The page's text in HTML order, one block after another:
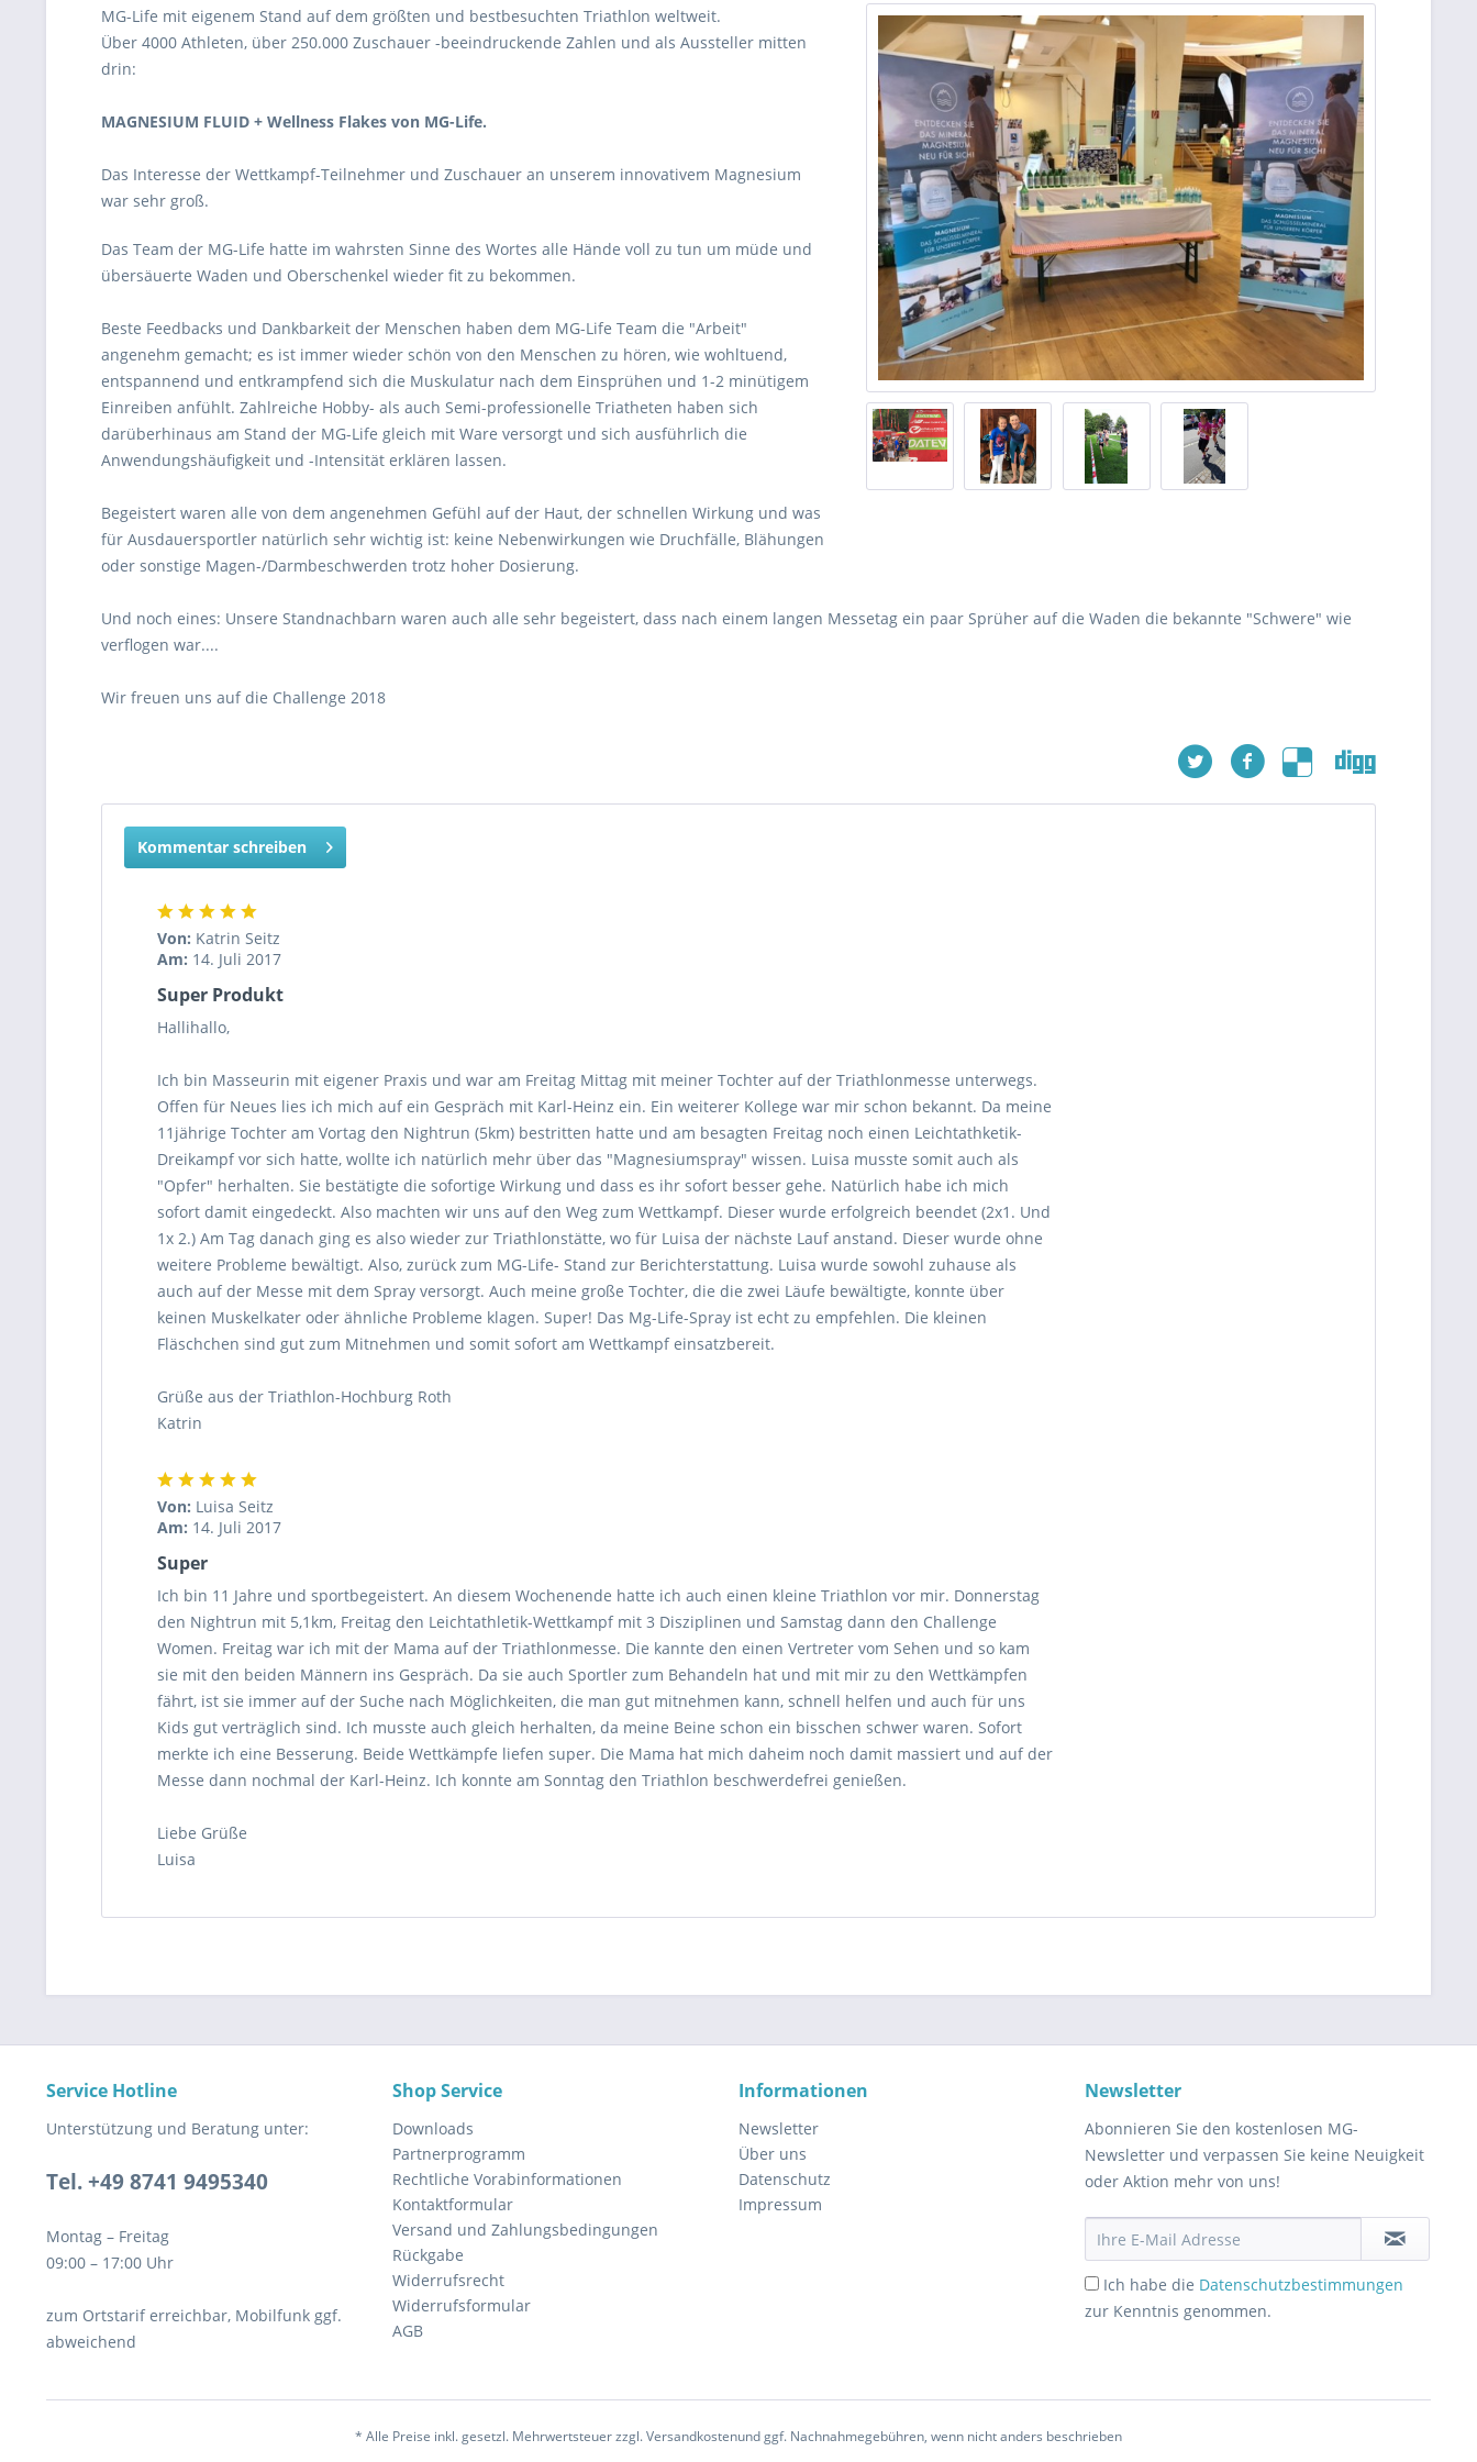
MG-Life mit eigenem Stand auf dem größten und bestbesuchten Triathlon weltweit.
Über 4000 Athleten, über 250.000 Zuschauer -beeindruckende Zahlen und als Aussteller mitten
drin:
MAGNESIUM FLUID + Wellness Flakes von MG-Life.
Das Interesse der Wettkampf-Teilnehmer und Zuschauer an unserem innovativem Magnesium
war sehr groß.
Das Team der MG-Life hatte im wahrsten Sinne des Wortes alle Hände voll zu tun um müde und
übersäuerte Waden und Oberschenkel wieder fit zu bekommen.
Beste Feedbacks und Dankbarkeit der Menschen haben dem MG-Life Team die "Arbeit"
angenehm gemacht; es ist immer wieder schön von den Menschen zu hören, wie wohltuend,
entspannend und entkrampfend sich die Muskulatur nach dem Einsprühen und 1-2 minütigem
Einreiben anfühlt. Zahlreiche Hobby- als auch Semi-professionelle Triatheten haben sich
darüberhinaus am Stand der MG-Life gleich mit Ware versorgt und sich ausführlich die
Anwendungshäufigkeit und -Intensität erklären lassen.
Begeistert waren alle von dem angenehmen Gefühl auf der Haut, der schnellen Wirkung und was
für Ausdauersportler natürlich sehr wichtig ist: keine Nebenwirkungen wie Druchfälle, Blähungen
oder sonstige Magen-/Darmbeschwerden trotz hoher Dosierung.
Und noch eines: Unsere Standnachbarn waren auch alle sehr begeistert, dass nach einem langen Messetag ein paar Sprüher auf die Waden die bekannte "Schwere" wie
verflogen war....
Wir freuen uns auf die Challenge 2018
Kommentar schreiben
Von: Katrin Seitz
Am: 14. Juli 2017
Super Produkt
Hallihallo,
Ich bin Masseurin mit eigener Praxis und war am Freitag Mittag mit meiner Tochter auf der Triathlonmesse unterwegs.
Offen für Neues lies ich mich auf ein Gespräch mit Karl-Heinz ein. Ein weiterer Kollege war mir schon bekannt. Da meine
11jährige Tochter am Vortag den Nightrun (5km) bestritten hatte und am besagten Freitag noch einen Leichtathketik-
Dreikampf vor sich hatte, wollte ich natürlich mehr über das "Magnesiumspray" wissen. Luisa musste somit auch als
"Opfer" herhalten. Sie bestätigte die sofortige Wirkung und dass es ihr sofort besser gehe. Natürlich habe ich mich
sofort damit eingedeckt. Also machten wir uns auf den Weg zum Wettkampf. Dieser wurde erfolgreich beendet (2x1. Und
1x 2.) Am Tag danach ging es also wieder zur Triathlonstätte, wo für Luisa der nächste Lauf anstand. Dieser wurde ohne
weitere Probleme bewältigt. Also, zurück zum MG-Life- Stand zur Berichterstattung. Luisa wurde sowohl zuhause als
auch auf der Messe mit dem Spray versorgt. Auch meine große Tochter, die die zwei Läufe bewältigte, konnte über
keinen Muskelkater oder ähnliche Probleme klagen. Super! Das Mg-Life-Spray ist echt zu empfehlen. Die kleinen
Fläschchen sind gut zum Mitnehmen und somit sofort am Wettkampf einsatzbereit.
Grüße aus der Triathlon-Hochburg Roth
Katrin
Von: Luisa Seitz
Am: 14. Juli 2017
Super
Ich bin 11 Jahre und sportbegeistert. An diesem Wochenende hatte ich auch einen kleine Triathlon vor mir. Donnerstag
den Nightrun mit 5,1km, Freitag den Leichtathletik-Wettkampf mit 3 Disziplinen und Samstag dann den Challenge
Women. Freitag war ich mit der Mama auf der Triathlonmesse. Die kannte den einen Vertreter vom Sehen und so kam
sie mit den beiden Männern ins Gespräch. Da sie auch Sportler zum Behandeln hat und mit mir zu den Wettkämpfen
fährt, ist sie immer auf der Suche nach Möglichkeiten, die man gut mitnehmen kann, schnell helfen und auch für uns
Kids gut verträglich sind. Ich musste auch gleich herhalten, da meine Beine schon ein bisschen schwer waren. Sofort
merkte ich eine Besserung. Beide Wettkämpfe liefen super. Die Mama hat mich daheim noch damit massiert und auf der
Messe dann nochmal der Karl-Heinz. Ich konnte am Sonntag den Triathlon beschwerdefrei genießen.
Liebe Grüße
Luisa
Service Hotline
Unterstützung und Beratung unter:
Tel. +49 8741 9495340
Montag – Freitag
09:00 – 17:00 Uhr
zum Ortstarif erreichbar, Mobilfunk ggf.
abweichend
Shop Service
Downloads
Partnerprogramm
Rechtliche Vorabinformationen
Kontaktformular
Versand und Zahlungsbedingungen
Rückgabe
Widerrufsrecht
Widerrufsformular
AGB
Informationen
Newsletter
Über uns
Datenschutz
Impressum
Newsletter
Abonnieren Sie den kostenlosen MG-
Newsletter und verpassen Sie keine Neuigkeit
oder Aktion mehr von uns!
Ich habe die Datenschutzbestimmungen
zur Kenntnis genommen.
* Alle Preise inkl. gesetzl. Mehrwertsteuer zzgl. Versandkostenund ggf. Nachnahmegebühren, wenn nicht anders beschrieben